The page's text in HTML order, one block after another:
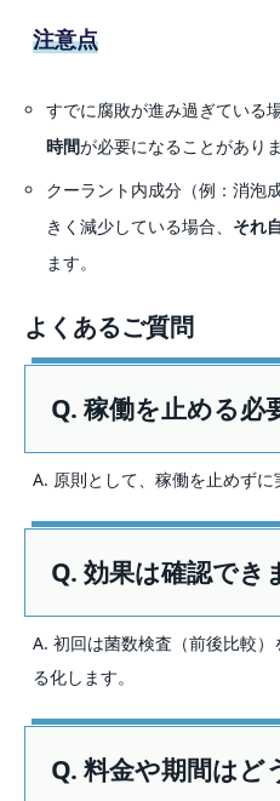
注意点
すでに腐敗が進み過ぎている
時間が必要になることがありま
クーラント内成分（例：消泡
きく減少している場合、 それ
ます。
よくあるご質問
Q. 稼働を止める必
A. 原則として、稼働を止めずに
Q. 効果は確認でき
A. 初回は菌数検査（前後比較
る化します。
Q. 料金や期間はど